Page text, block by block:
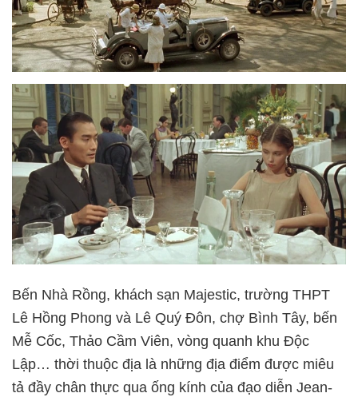
Bến Nhà Rồng, khách sạn Majestic, trường THPT
Lê Hồng Phong và Lê Quý Đôn, chợ Bình Tây, bến
Mễ Cốc, Thảo Cầm Viên, vòng quanh khu Độc
Lập… thời thuộc địa là những địa điểm được miêu
tả đầy chân thực qua ống kính của đạo diễn Jean-